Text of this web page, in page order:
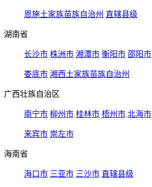
恩施土家族苗族自治州 直辖县级
湖南省
长沙市 株洲市 湘潭市 衡阳市 邵阳市
娄底市 湘西土家族苗族自治州
广西壮族自治区
南宁市 柳州市 桂林市 梧州市 北海市
来宾市 崇左市
海南省
海口市 三亚市 三沙市 直辖县级